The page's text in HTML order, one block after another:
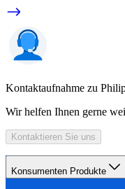
Kontaktaufnahme zu
Wir helfen Ihnen gerne
Kontaktieren Sie uns
Konsumenten Produkte